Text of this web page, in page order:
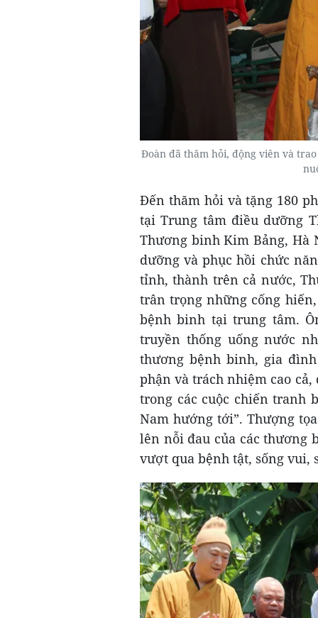
Đoàn đã thăm hỏi, động viên và
Đến thăm hỏi và tặng 180
tại Trung tâm điều dưỡng
Thương binh Kim Bảng, Hà
dưỡng và phục hồi chức
tỉnh, thành trên cả nước,
trân trọng những cống
bệnh binh tại trung tâm.
truyền thống uống nước
thương bệnh binh, gia
phận và trách nhiệm cao
trong các cuộc chiến tranh
Nam hướng tới”. Thượng
lên nỗi đau của các thương
vượt qua bệnh tật, sống vui,